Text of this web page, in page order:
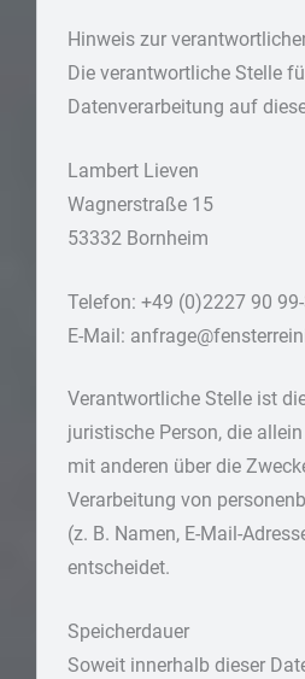
Hinweis zur
Die verantwortliche Stelle
Datenverarbeitung auf
Lambert Lieven
Wagnerstraße 15
53332 Bornheim
Telefon: +49 (0)2227 90
E-Mail:
Verantwortliche Stelle ist
juristische Person, die
mit anderen über die
Verarbeitung von
(z. B. Namen, E-Mail-
entscheidet.
Speicherdauer
Soweit innerhalb dieser